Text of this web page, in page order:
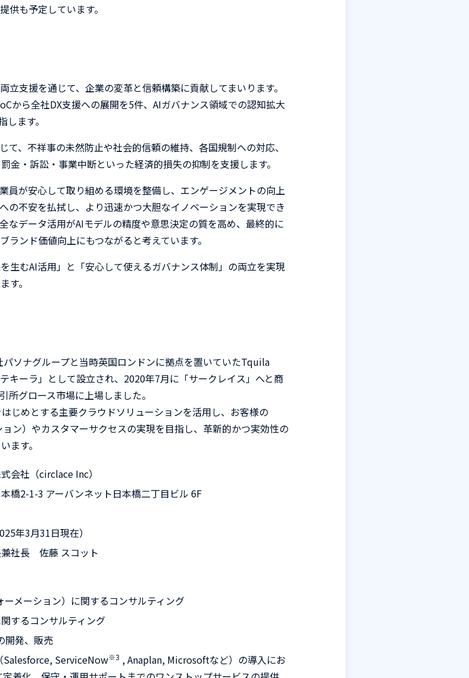
供も予定しています。
立支援を通じて、企業の変革と信頼構築に貢献してまいります。
から全社DX支援への展開を5件、 AIガバナンス領域での認知拡大
します。
て、不祥事の未然防止や社会的信頼の維持、各国規制への対応、
金・訴訟・事業中断といった経済的損失の抑制を支援します。
員が安心して取り組める環境を整備し、エンゲージメントの向上
の不安を払拭し、より迅速かつ大胆なイノベーションを実現でき
なデータ活用がAIモデルの精度や意思決定の質を高め、最終的に
ランド価値向上にもつながると考えています。
生むAI活用」と「安心して使えるガバナンス体制」の両立を実現
す。
ソナグループと当時英国ロンドンに拠点を置いていたTquila
キーラ」として設立され、 2020年7月に「サークレイス」へと商
所グロース市場に上場しました。
じめとする主要クラウドソリューションを活用し、お客様の
ョン）やカスタマーサクセスの実現を目指し、革新的かつ実効性の
ます。
社（circlace Inc）
橋2-1-3 アーバンネット日本橋二丁目ビル 6F
3月31日現在）
長 佐藤 スコット
ーメーション）に関するコンサルティング
するコンサルティング
開発、販売
Salesforce, ServiceNow※3 , Anaplan, Microsoftなど）の導入にお